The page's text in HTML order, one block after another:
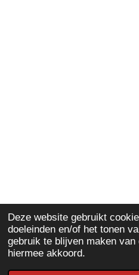
Deze website gebruikt
doeleinden en/of het tonen
gebruik te blijven maken van
hiermee akkoord.